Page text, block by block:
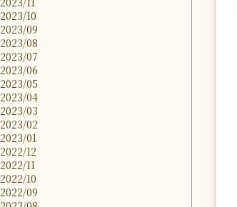
2023/10
2023/09
2023/08
2023/07
2023/06
2023/05
2023/04
2023/03
2023/02
2023/01
2022/12
2022/11
2022/10
2022/09